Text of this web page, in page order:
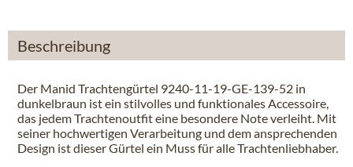
Beschreibung
Der Manid Trachtengürtel 9240-11-19-GE-139-52 in
dunkelbraun ist ein stilvolles und funktionales Accessoire,
das jedem Trachtenoutfit eine besondere Note verleiht. Mit
seiner hochwertigen Verarbeitung und dem ansprechenden
Design ist dieser Gürtel ein Muss für alle Trachtenliebhaber.